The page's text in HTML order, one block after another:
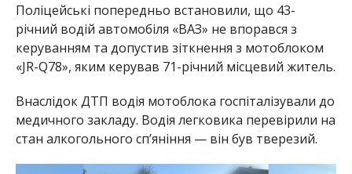
Поліцейські попередньо встановили, що 43-
річний водій автомобіля «ВАЗ» не впорався з
керуванням та допустив зіткнення з мотоблоком
«JR-Q78», яким керував 71-річний місцевий житель.
Внаслідок ДТП водія мотоблока госпіталізували до
медичного закладу. Водія легковика перевірили на
стан алкогольного сп’яніння — він був тверезий.